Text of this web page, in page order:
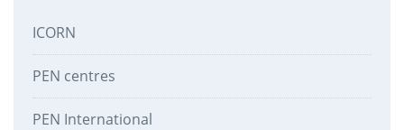
ICORN
PEN centres
PEN International